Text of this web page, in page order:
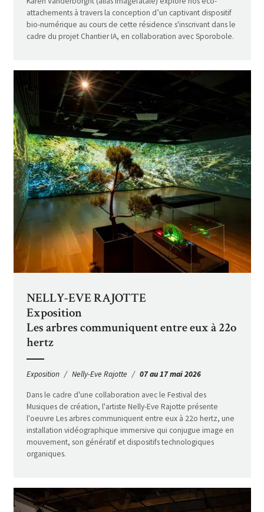
attachements à travers la conception d’un captivant dispositif
bio-numérique au cours de cette résidence s'inscrivant dans le
cadre du projet Chantier IA, en collaboration avec Sporobole.
NELLY-EVE RAJOTTE
Exposition
Les arbres communiquent entre eux à 22o
hertz
Exposition Nelly-Eve Rajotte 07 au 17 mai 2026
Dans le cadre d'une collaboration avec le Festival des
Musiques de création, l'artiste Nelly-Eve Rajotte présente
l'oeuvre Les arbres communiquent entre eux à 22o hertz, une
installation vidéographique immersive qui conjugue image en
mouvement, son génératif et dispositifs technologiques
organiques.